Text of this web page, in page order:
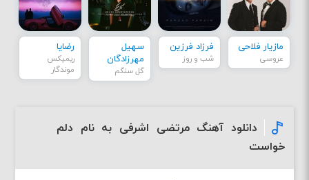
مازیار فلاحی
عروسی
فرزاد فرزین
شب و روز
سهیل
مهرزادگان
گل سنگم
رضایا
ریمیکس
موندگار
دانلود آهنگ مرتضی اشرفی به نام دلم
خواست